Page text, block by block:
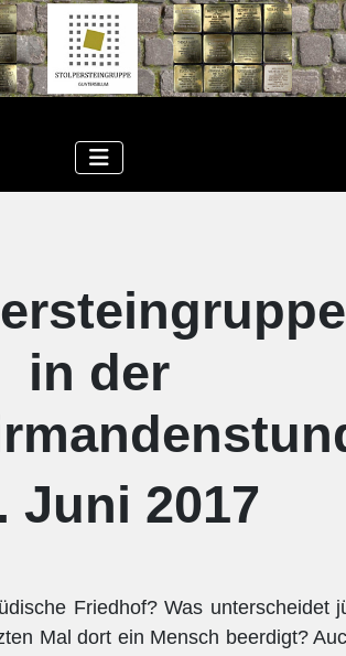
in der
Juni 2017
Friedhof? Was unterscheidet
Mal dort ein Mensch beerdigt?